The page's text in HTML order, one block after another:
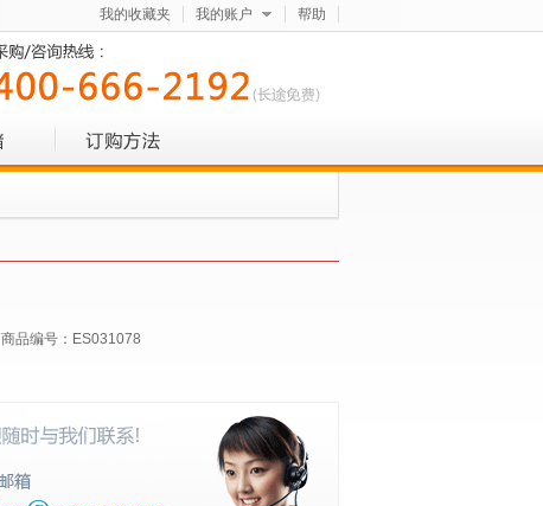
帮助
我的账户
我的收藏夹
商品编号： ES031078